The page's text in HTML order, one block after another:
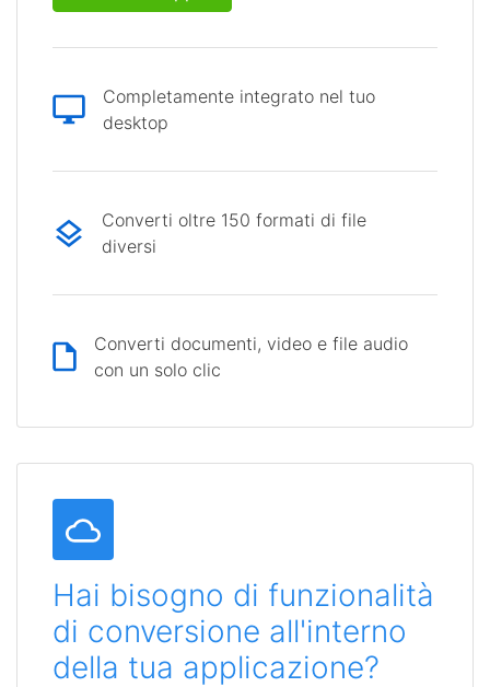
Completamente integrato nel tuo
desktop
Converti oltre 150 formati di file
diversi
Converti documenti, video e file audio
con un solo clic
Hai bisogno di funzionalità
di conversione all'interno
della tua applicazione?